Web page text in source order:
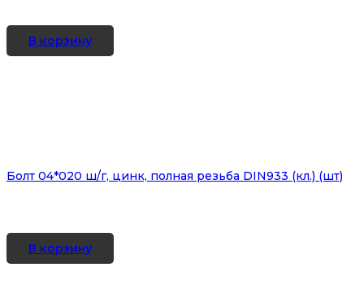
В корзину
Болт 04*020 ш/г, цинк, полная резьба DIN933 (кл.) (шт)
В корзину